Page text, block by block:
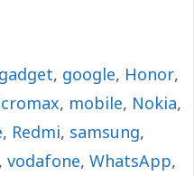
gadget, google, Honor,
, mobile, Nokia,
, Redmi, samsung,
, vodafone, WhatsApp,